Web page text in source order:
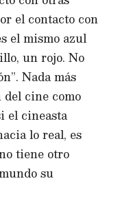
el contacto con
el mismo azul
un rojo. No
Nada más
del cine como
el cineasta
lo real, es
tiene otro
su